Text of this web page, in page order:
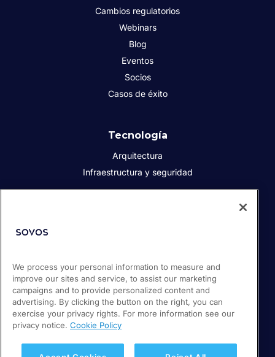
Cambios regulatorios
Webinars
Blog
Eventos
Socios
Casos de éxito
Tecnología
Arquitectura
Infraestructura y seguridad
Prensa
Empleos
Soporte / Portal de clientes
We process your personal information to measure and
improve our sites and service, to assist our marketing
campaigns and to provide personalized content and
advertising. By clicking the button on the right, you can
exercise your privacy rights. For more information see our
privacy notice. Cookie Policy